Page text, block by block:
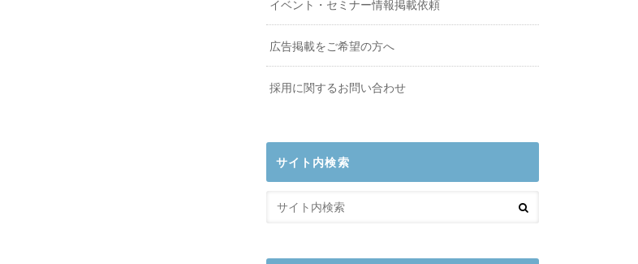
イベント・セミナー情報掲載依頼
広告掲載をご希望の方へ
採用に関するお問い合わせ
サイト内検索